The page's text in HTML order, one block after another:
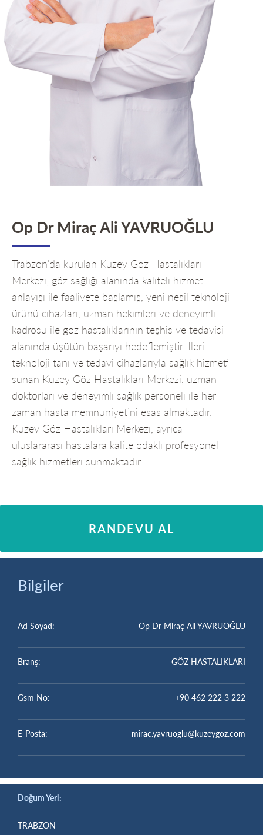
Op Dr Miraç Ali YAVRUOĞLU
Trabzon'da kurulan Kuzey Göz Hastalıkları
Merkezi, göz sağlığı alanında kaliteli hizmet
anlayışı ile faaliyete başlamış, yeni nesil teknoloji
ürünü cihazları, uzman hekimleri ve deneyimli
kadrosu ile göz hastalıklarının teşhis ve tedavisi
alanında üşütün başarıyı hedeflemiştir. İleri
teknoloji tanı ve tedavi cihazlarıyla sağlık hizmeti
sunan Kuzey Göz Hastalıkları Merkezi, uzman
doktorları ve deneyimli sağlık personeli ile her
zaman hasta memnuniyetini esas almaktadır.
Kuzey Göz Hastalıkları Merkezi, ayrıca
uluslararası hastalara kalite odaklı profesyonel
sağlık hizmetleri sunmaktadır.
RANDEVU AL
Bilgiler
Ad Soyad: Op Dr Miraç Ali YAVRUOĞLU
Branş: GÖZ HASTALIKLARI
Gsm No: +90 462 222 3 222
E-Posta: mirac.yavruoglu@kuzeygoz.com
Doğum Yeri:
TRABZON